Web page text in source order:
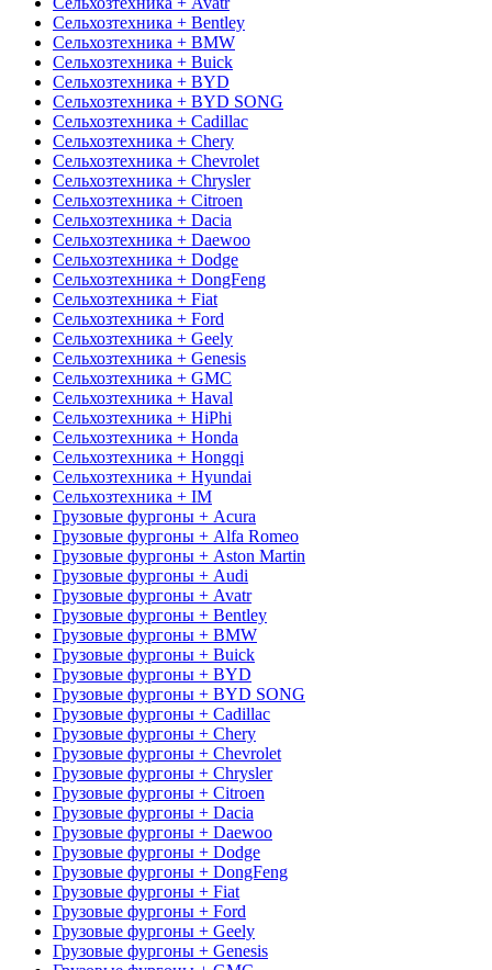
Сельхозтехника + Bentley
Сельхозтехника + BMW
Сельхозтехника + Buick
Сельхозтехника + BYD
Сельхозтехника + BYD SONG
Сельхозтехника + Cadillac
Сельхозтехника + Chery
Сельхозтехника + Chevrolet
Сельхозтехника + Chrysler
Сельхозтехника + Citroen
Сельхозтехника + Dacia
Сельхозтехника + Daewoo
Сельхозтехника + Dodge
Сельхозтехника + DongFeng
Сельхозтехника + Fiat
Сельхозтехника + Ford
Сельхозтехника + Geely
Сельхозтехника + Genesis
Сельхозтехника + GMC
Сельхозтехника + Haval
Сельхозтехника + HiPhi
Сельхозтехника + Honda
Сельхозтехника + Hongqi
Сельхозтехника + Hyundai
Сельхозтехника + IM
Грузовые фургоны + Acura
Грузовые фургоны + Alfa Romeo
Грузовые фургоны + Aston Martin
Грузовые фургоны + Audi
Грузовые фургоны + Avatr
Грузовые фургоны + Bentley
Грузовые фургоны + BMW
Грузовые фургоны + Buick
Грузовые фургоны + BYD
Грузовые фургоны + BYD SONG
Грузовые фургоны + Cadillac
Грузовые фургоны + Chery
Грузовые фургоны + Chevrolet
Грузовые фургоны + Chrysler
Грузовые фургоны + Citroen
Грузовые фургоны + Dacia
Грузовые фургоны + Daewoo
Грузовые фургоны + Dodge
Грузовые фургоны + DongFeng
Грузовые фургоны + Fiat
Грузовые фургоны + Ford
Грузовые фургоны + Geely
Грузовые фургоны + Genesis